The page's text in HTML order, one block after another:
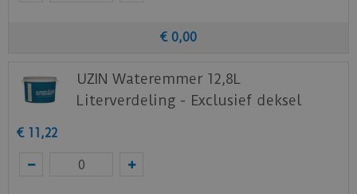
€ 0,00
UZIN Wateremmer 12,8L
Literverdeling - Exclusief deksel
€ 11,22